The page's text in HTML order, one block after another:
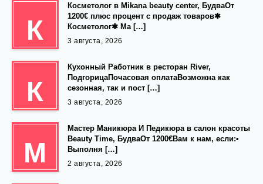
К
Косметолог в Mikana beauty center, БудваОт
1200€ плюс процент с продаж товаров✱
Косметолог✱ Ма […]
3 августа, 2026
К
Кухонный Работник в ресторан River,
ПодгорицаПочасовая оплатаВозможна как
сезонная, так и пост […]
3 августа, 2026
М
Мастер Маникюра И Педикюра в салон красоты
Beauty Time, БудваОт 1200€Вам к нам, если:•
Выполня […]
2 августа, 2026